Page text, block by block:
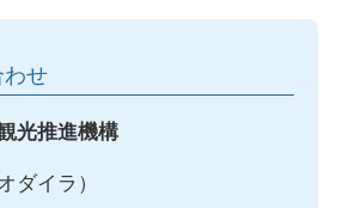
せ
光推進機構
ダイラ）